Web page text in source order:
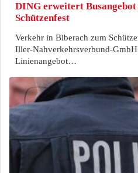
DING erweitert
Schützenfest
Verkehr in Biberach zum
Iller-Nahverkehrsverbund-
Linienangebot…